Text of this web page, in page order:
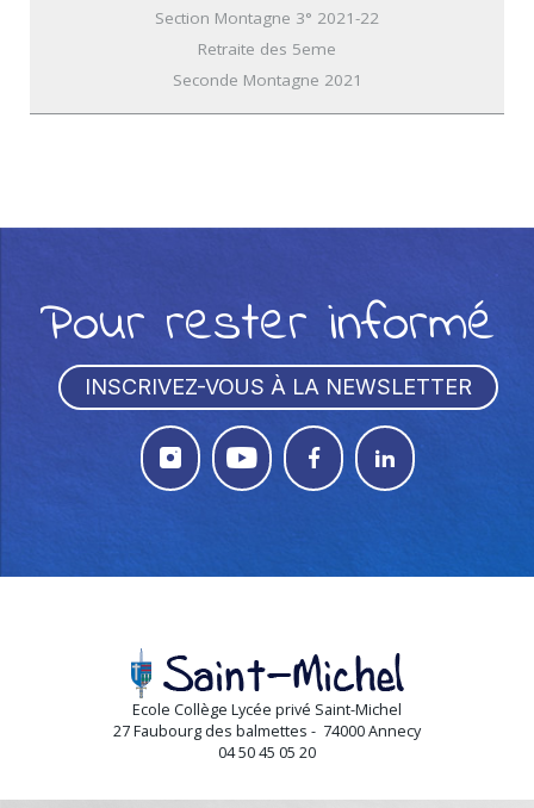
Section Montagne 3° 2021-22
Retraite des 5eme
Seconde Montagne 2021
Pour rester informé
INSCRIVEZ-VOUS À LA NEWSLETTER
   
Ecole Collège Lycée privé Saint-Michel
27 Faubourg des balmettes - 74000 Annecy
04 50 45 05 20